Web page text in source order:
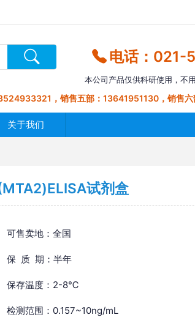
电话：021-
本公司产品仅供科研使用，不
，销售五部：13641951130，销售
关于我们
试剂盒
可售卖地：全国
保 质 期：半年
保存温度：2-8℃
检测范围：0.157~10ng/mL